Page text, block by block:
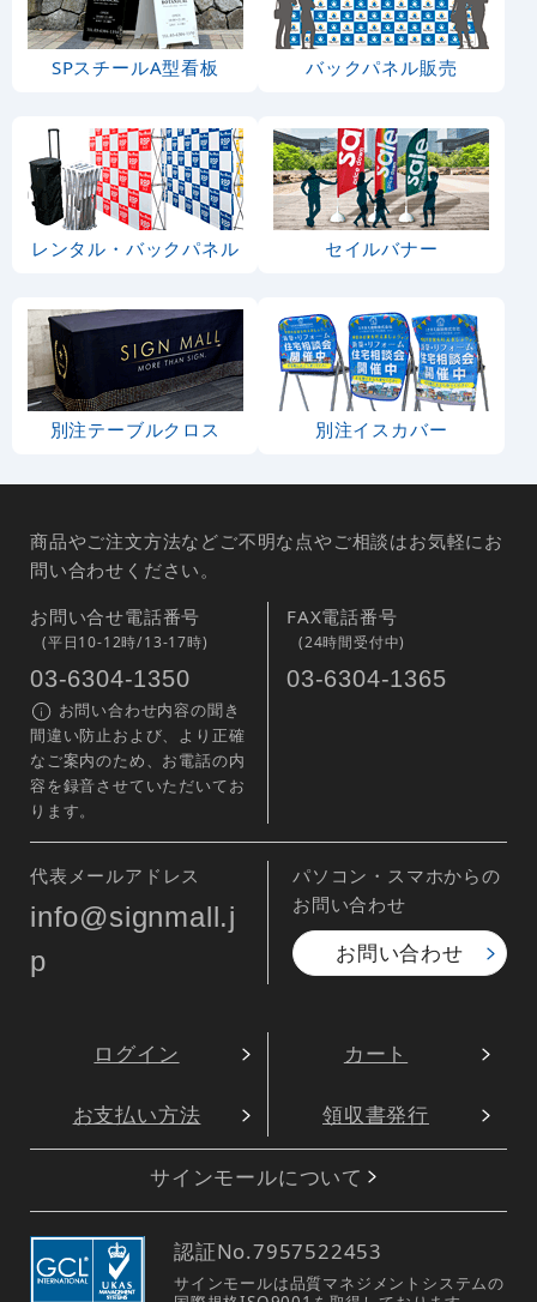
SPスチールA型看板 バックパネル販売
レンタル・バックパネル セイルバナー
別注テーブルクロス 別注イスカバー
商品やご注文方法などご不明な点やご相談はお気軽にお
問い合わせください。
お問い合せ電話番号
(平日10-12時/13-17時)
03-6304-1350
お問い合わせ内容の聞き
間違い防止および、より正確
なご案内のため、お電話の内
容を録音させていただいてお
ります。
FAX電話番号
(24時間受付中)
03-6304-1365
代表メールアドレス
info@signmall.j
p
パソコン・スマホからの
お問い合わせ
お問い合わせ
ログイン カート
お支払い方法 領収書発行
サインモールについて
認証No.7957522453
サインモールは品質マネジメントシステムの